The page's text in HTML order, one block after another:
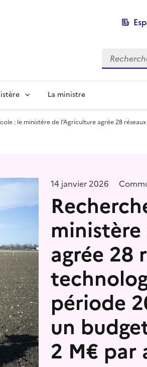
Recherche
La ministre
: le ministère de l’Agriculture agrée 28
14 janvier 2026
ministère
agrée 28
période
un
2 M€ par